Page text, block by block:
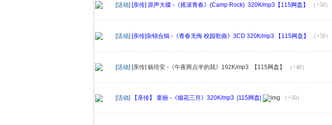
[活动] [亲传] 原声大碟 -《摇滚青春》(Camp Rock) 320K/mp3【115网盘】 （+50）
[活动] [亲传]杂锦合辑 -《青春无悔 校园歌曲》3CD 320K/mp3 【115网盘】 （+50）
[活动] [亲传] 杨培安 -《午夜两点半的我》192K/mp3 【115网盘】 （+40）
[活动] 【亲传】 童丽 -《烟花三月》320K/mp3 |115网盘| （+50）